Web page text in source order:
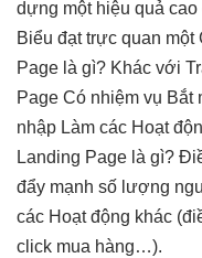
dựng một hiệu quả cao
Biểu đạttrực quan một
Page là gì? Khác với
Page Có nhiệm vụ Bắt
nhập Làm các Hoạt
Landing Page là gì?
đẩy mạnh số lượng
các Hoạt động khác
click mua hàng…).